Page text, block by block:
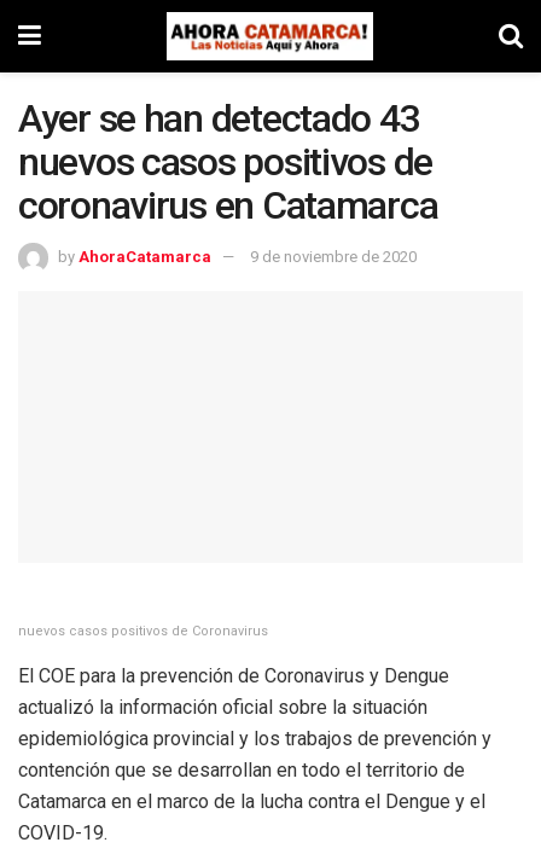
Ayer se han detectado 43
nuevos casos positivos de
coronavirus en Catamarca
by AhoraCatamarca 9 de noviembre de 2020
nuevos casos positivos de Coronavirus
El COE para la prevención de Coronavirus y Dengue
actualizó la información oficial sobre la situación
epidemiológica provincial y los trabajos de prevención y
contención que se desarrollan en todo el territorio de
Catamarca en el marco de la lucha contra el Dengue y el
COVID-19.